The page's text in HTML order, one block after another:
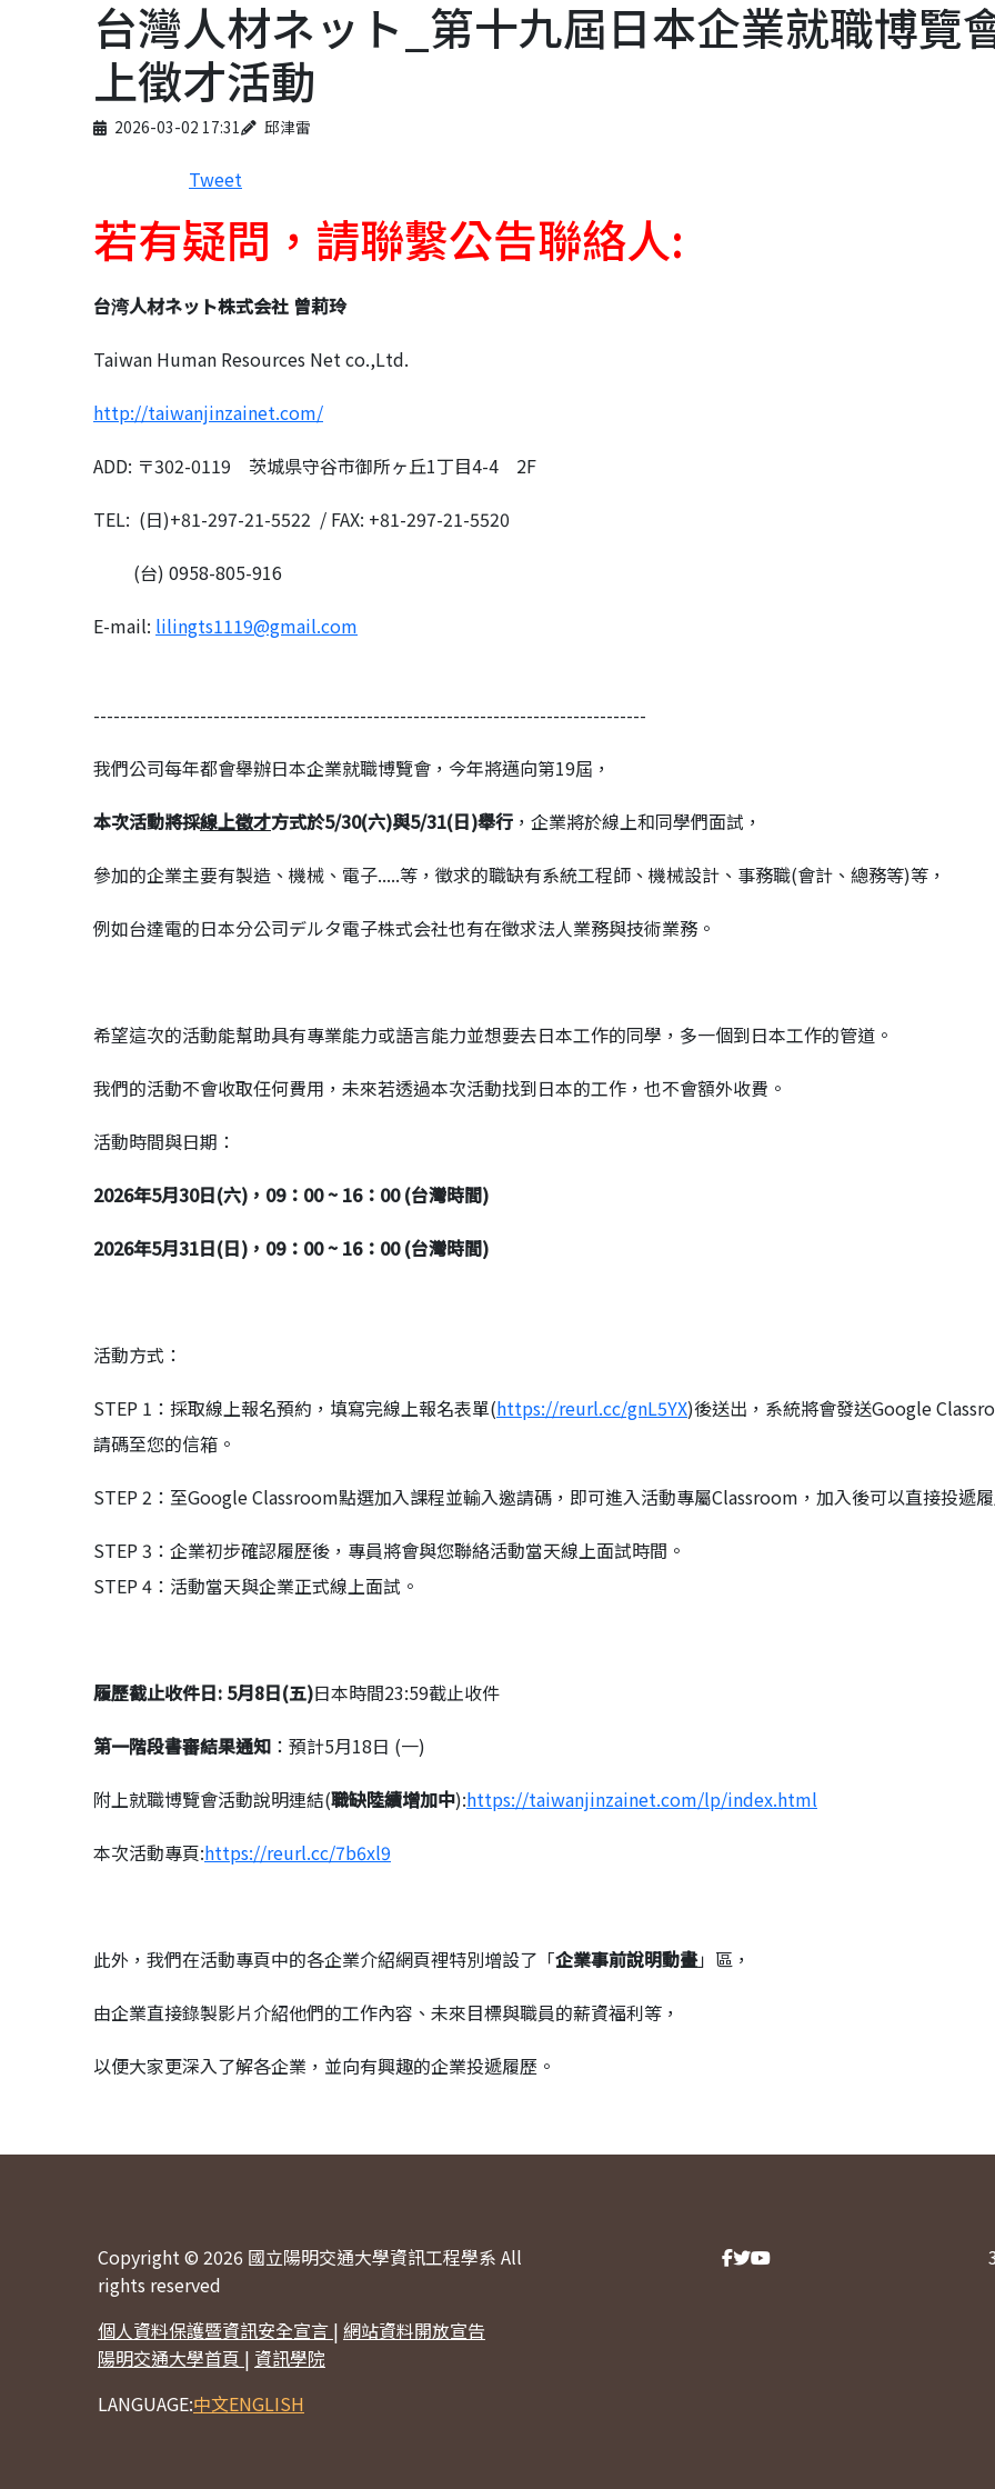
台灣人材ネット_第十九屆日本企業就職博覽
上徵才活動
Published on
2026-03-02 17:31
Author 邱津雷
Tweet
若有疑問，請聯繫公告聯絡人:
台湾人材ネット株式会社 曾莉玲
Taiwan Human Resources Net co.,Ltd.
http://taiwanjinzainet.com/
ADD: 〒302-0119 茨城県守谷市御所ヶ丘1丁目4-4 2F
TEL: (日)+81-297-21-5522 / FAX: +81-297-21-5520
(台) 0958-805-916
E-mail: lilingts1119@gmail.com
-----------------------------------------------------------------------------------
我們公司每年都會舉辦日本企業就職博覽會，今年將邁向第19屆，
本次活動將採線上徵才方式於5/30(六)與5/31(日)舉行 ，企業將於線上和同學們面試，
參加的企業主要有製造、機械、電子.....等，徵求的職缺有系統工程師、機械設計、事務職(會計、總務等)等，
例如台達電的日本分公司デルタ電子株式会社也有在徵求法人業務與技術業務。
希望這次的活動能幫助具有專業能力或語言能力並想要去日本工作的同學，多一個到日本工作的管道。
我們的活動不會收取任何費用，未來若透過本次活動找到日本的工作，也不會額外收費。
活動時間與日期：
2026年5月30日(六)，09：00 ~ 16：00 (台灣時間)
2026年5月31日(日)，09：00 ~ 16：00(台灣時間)
活動方式：
STEP 1：採取線上報名預約，填寫完線上報名表單(https://reurl.cc/gnL5YX)後送出，系統將會發送Google
請碼至您的信箱。
STEP 2：至Google Classroom點選加入課程並輸入邀請碼，即可進入活動專屬Classroom，加入後可以直接投遞
STEP 3：企業初步確認履歷後，專員將會與您聯絡活動當天線上面試時間。
STEP 4：活動當天與企業正式線上面試。
履歷截止收件日: 5月8日(五)日本時間23:59截止收件
第一階段書審結果通知 ：預計5月18日 (一)
附上就職博覽會活動說明連結(職缺陸續增加中):https://taiwanjinzainet.com/lp/index.html
本次活動專頁:https://reurl.cc/7b6xl9
此外，我們在活動專頁中的各企業介紹網頁裡特別增設了「企業事前說明動畫」區，
由企業直接錄製影片介紹他們的工作內容、未來目標與職員的薪資福利等，
以便大家更深入了解各企業，並向有興趣的企業投遞履歷。
Copyright © 2026 國立陽明交通大學資訊工程學系 All
rights reserved
個人資料保護暨資訊安全宣言 | 網站資料開放宣告
陽明交通大學首頁 | 資訊學院
LANGUAGE:中文ENGLISH